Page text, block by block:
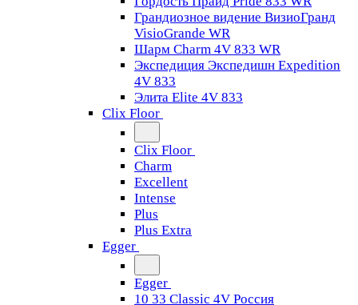
Грандиозное видение ВизиоГранд
VisioGrande WR
Шарм Charm 4V 833 WR
Экспедиция Экспедишн Expedition
4V 833
Элита Elite 4V 833
Clix Floor
Clix Floor
Charm
Excellent
Intense
Plus
Plus Extra
Egger
Egger
10 33 Classic 4V Россия